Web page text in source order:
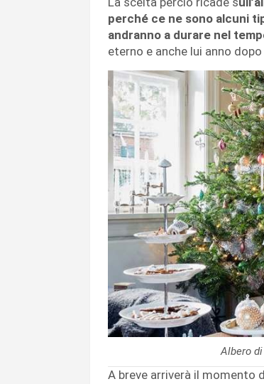
perché ce ne sono alcuni
andranno a durare nel
eterno e anche lui anno
Albero
A breve arriverà il momento